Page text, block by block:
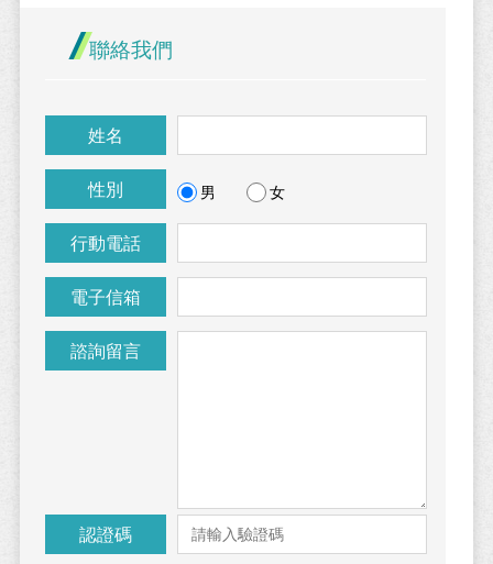
聯絡我們
姓名
性別 男 女
行動電話
電子信箱
諮詢留言
認證碼